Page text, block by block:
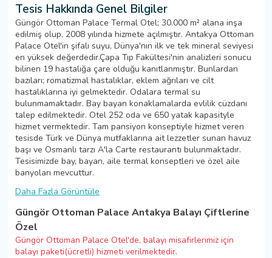
Tesis Hakkında Genel Bilgiler
Güngör Ottoman Palace Termal Otel; 30.000 m² alana inşa
edilmiş olup, 2008 yılında hizmete açılmıştır. Antakya Ottoman
Palace Otel'in şifalı suyu, Dünya'nın ilk ve tek mineral seviyesi
en yüksek değerdedir.Çapa Tıp Fakültesi'nin analizleri sonucu
bilinen 19 hastalığa çare olduğu kanıtlanmıştır. Bunlardan
bazıları; romatizmal hastalıklar, eklem ağrıları ve cilt
hastalıklarına iyi gelmektedir. Odalara termal su
bulunmamaktadır. Bay bayan konaklamalarda evlilik cüzdanı
talep edilmektedir. Otel 252 oda ve 650 yatak kapasityle
hizmet vermektedir. Tam pansiyon konseptiyle hizmet veren
tesisde Türk ve Dünya mutfaklarına ait lezzetler sunan havuz
başı ve Osmanlı tarzı A'la Carte restaurantı bulunmaktadır.
Tesisimizde bay, bayan, aile termal konseptleri ve özel aile
banyoları mevcuttur.
Daha Fazla Görüntüle
Güngör Ottoman Palace Antakya Balayı Çiftlerine
Özel
Güngör Ottoman Palace Otel'de, balayı misafirlerimiz için
balayı paketi(ücretli) hizmeti verilmektedir.